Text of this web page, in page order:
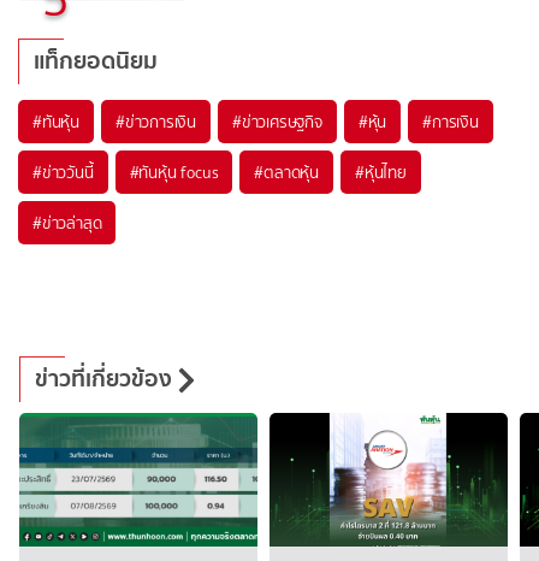
แท็กยอดนิยม
#ทันหุ้น #ข่าวการเงิน #ข่าวเศรษฐกิจ #หุ้น #การเงิน
#ข่าววันนี้ #ทันหุ้น focus #ตลาดหุ้น #หุ้นไทย
#ข่าวล่าสุด
ข่าวที่เกี่ยวข้อง